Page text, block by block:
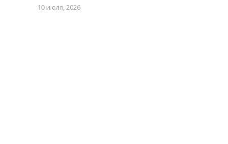
10 июля, 2026